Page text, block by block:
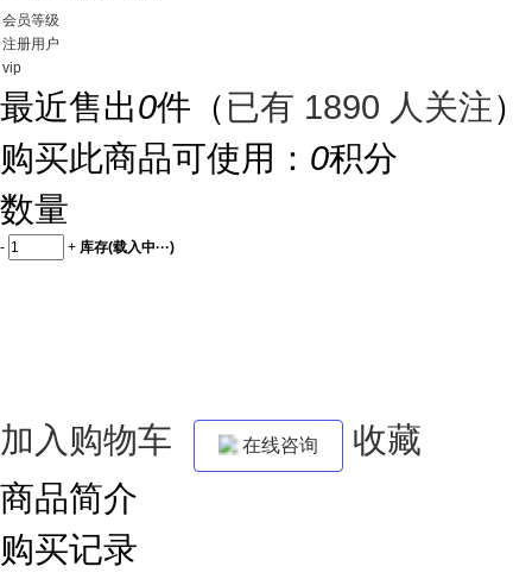
会员等级
注册用户
vip
最近售出0件 （已有 1890 人关注）
购买此商品可使用： 0积分
数量
- + 库存(载入中···)
加入购物车 在线咨询
收藏
商品简介
购买记录